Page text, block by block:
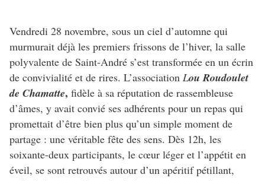
Vendredi 28 novembre, sous un ciel d’automne qui
murmurait déjà les premiers frissons de l’hiver, la salle
polyvalente de Saint-André s’est transformée en un écrin
de convivialité et de rires. L’association Lou Roudoulet
de Chamatte, fidèle à sa réputation de rassembleuse
d’âmes, y avait convié ses adhérents pour un repas qui
promettait d’être bien plus qu’un simple moment de
partage : une véritable fête des sens. Dès 12h, les
soixante-deux participants, le cœur léger et l’appétit en
éveil, se sont retrouvés autour d’un apéritif pétillant,